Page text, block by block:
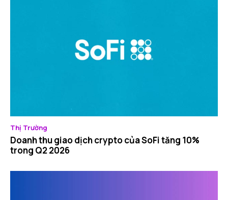
Thị Trường
Doanh thu giao dịch crypto của SoFi tăng 10%
trong Q2 2026